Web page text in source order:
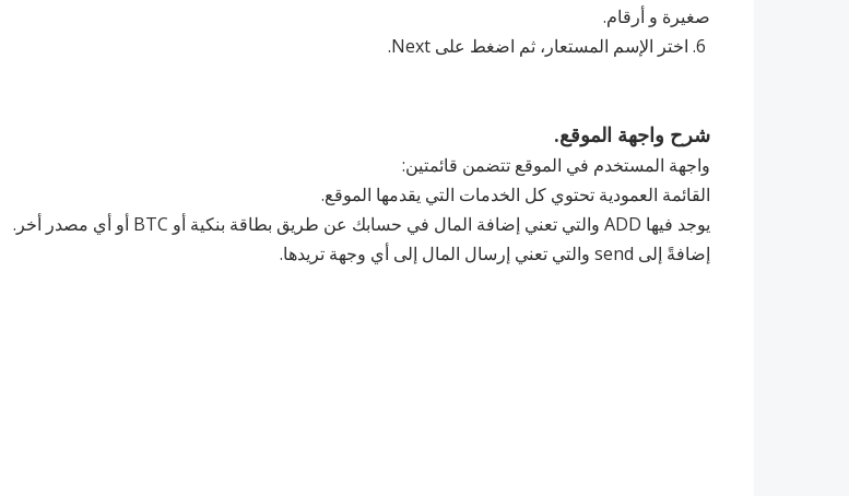
صغيرة و أرقام.
شرح واجهة الموقع.
واجهة المستخدم في الموقع تتضمن قائمتين:
القائمة العمودية تحتوي كل الخدمات التي يقدمها الموقع.
يوجد فيها ADD والتي تعني إضافة المال في حسابك عن طريق بطاقة بنكية أو BTC أو أي مصدر أخر.
إضافةً إلى send والتي تعني إرسال المال إلى أي وجهة تريدها.